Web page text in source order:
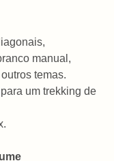
manual,
temas.
um trekking de